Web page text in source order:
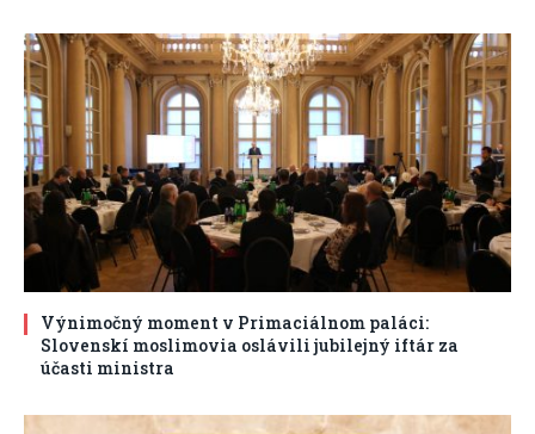
Výnimočný moment v Primaciálnom paláci:
Slovenskí moslimovia oslávili jubilejný iftár za
účasti ministra